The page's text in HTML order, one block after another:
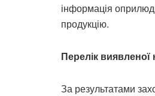
інформація
продукцію.
Перелік виявленої
За результатами